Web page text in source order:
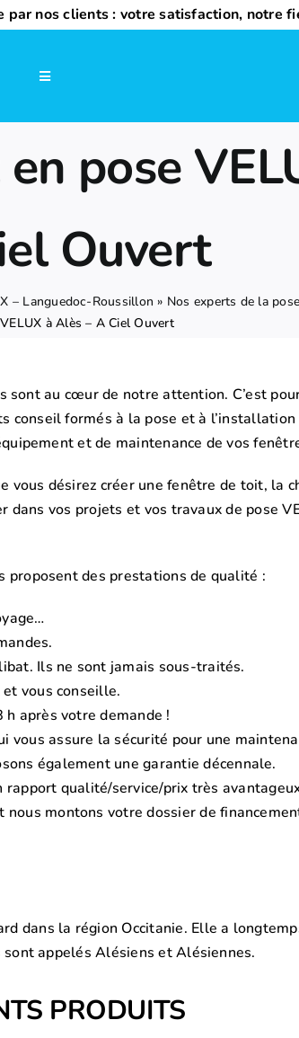
par nos clients : votre satisfaction, notre
Navigation
pose
Ouvert
– Languedoc-Roussillon » Nos experts de la
VELUX à Alès – A Ciel Ouvert
au cœur de notre attention. C’est
conseil formés à la pose et à
et de maintenance de vos
vous désirez créer une fenêtre de toit, la
vos projets et vos travaux de pose
proposent des prestations de qualité :
Ils ne sont jamais sous-traités.
vous conseille.
après votre demande !
vous assure la sécurité pour une
également une garantie décennale.
qualité/service/prix très
nous montons votre dossier de
dans la région Occitanie. Elle a
sont appelés Alésiens et Alésiennes.
PRODUITS